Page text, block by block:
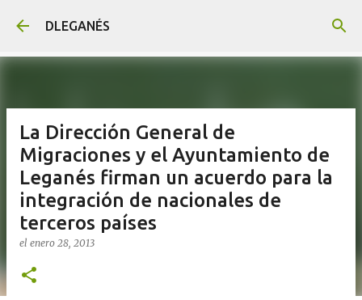
DLEGANÉS
La Dirección General de
Migraciones y el Ayuntamiento de
Leganés firman un acuerdo para la
integración de nacionales de
terceros países
el enero 28, 2013